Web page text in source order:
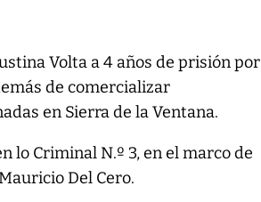
Volta a 4 años de prisión por
de comercializar
en Sierra de la Ventana.
lo Criminal N.º 3, en el marco de
Del Cero.